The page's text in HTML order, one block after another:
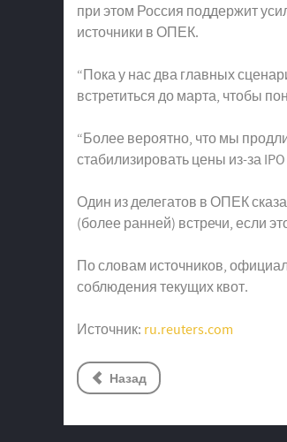
при этом Россия поддержит
источники в ОПЕК.
“Пока у нас два главных
встретиться до марта, чтобы
“Более вероятно, что мы
стабилизировать цены из-за IPO
Один из делегатов в ОПЕК
(более ранней) встречи, если
По словам источников,
соблюдения текущих квот.
Источник: ru.reuters.com
Назад